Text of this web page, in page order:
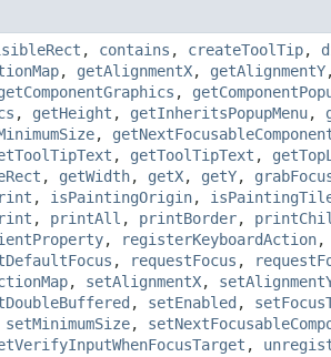
, contains , createToolTip,
, getAlignmentX, getAlignmentY
,
, getHeight , getInheritsPopupMenu,
,
, getToolTipText ,
, getWidth, getX, getY,
, isPaintingOrigin,
, printAll , printBorder,
, registerKeyboardAction,
, requestFocus ,
, setAlignmentX,
, setEnabled ,
setMinimumSize,
,